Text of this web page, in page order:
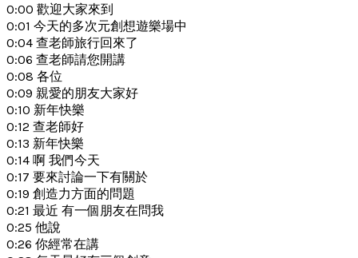
0:00 歡迎大家來到
0:01 今天的多次元創想遊樂場中
0:04 查老師旅行回來了
0:06 查老師請您開講
0:08 各位
0:09 親愛的朋友大家好
0:10 新年快樂
0:12 查老師好
0:13 新年快樂
0:14 啊 我們今天
0:17 要來討論一下有關於
0:19 創造力方面的問題
0:21 最近 有一個朋友在問我
0:25 他說
0:26 你經常在講